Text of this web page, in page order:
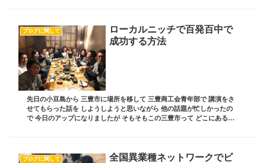
ブログに関して
ローカルニッチで百発百中で
成功する方法
先日の小豆島から 三豊市に場所を移して 三豊商工会青年部で 講演をさ
せてもらった話を しようしようと思いながら 他の話題が忙しかったの
で 今日のアップになりましたが そもそもこの三豊市って どこにあるの
ブログに関して
全国異業種ネットワークでビ